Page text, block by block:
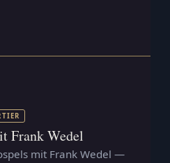
Frank Wedel
mit Frank Wedel —